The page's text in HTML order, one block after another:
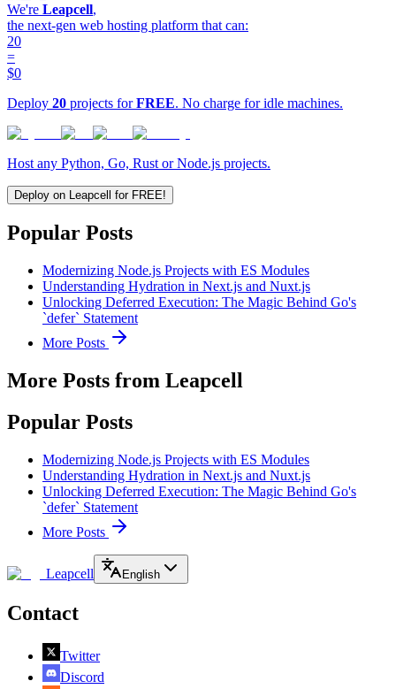
We're Leapcell,
the next-gen web hosting platform that can:
20
=
$0
Deploy 20 projects forFREE. No charge for idle machines.
Host any Python, Go, Rust or Node.js projects.
Deploy on Leapcell for FREE!
Popular Posts
Modernizing Node.js Projects with ES Modules
Understanding Hydration in Next.js and Nuxt.js
Unlocking Deferred Execution: The Magic Behind Go's
`defer` Statement
More Posts
More Posts from Leapcell
Popular Posts
Modernizing Node.js Projects with ES Modules
Understanding Hydration in Next.js and Nuxt.js
Unlocking Deferred Execution: The Magic Behind Go's
`defer` Statement
More Posts
Leapcell English
Contact
Twitter
Discord